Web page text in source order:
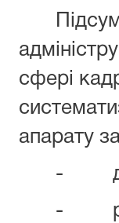
сфері
апарату
-
-